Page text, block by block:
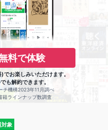
料で体験
お楽しみいただけます。
も解約できます。
チ機構2023年11月調べ
籍ラインナップ数調査
対象